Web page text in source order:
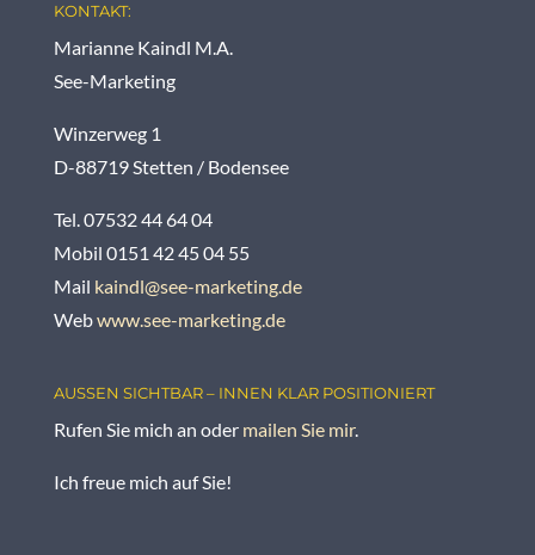
KONTAKT:
Marianne Kaindl M.A.
See-Marketing
Winzerweg 1
D-88719 Stetten / Bodensee
Tel. 07532 44 64 04
Mobil 0151 42 45 04 55
Mail kaindl@see-marketing.de
Webwww.see-marketing.de
AUSSEN SICHTBAR – INNEN KLAR POSITIONIERT
Rufen Sie mich an oder mailen Sie mir.
Ich freue mich auf Sie!